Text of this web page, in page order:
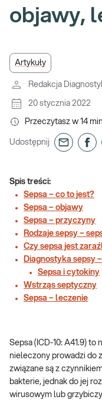
objawy,
Artykuły
Redakcja
20 stycznia 2022
Przeczytasz w 14
Udostępnij
Spis treści:
Sepsa – co to jest?
Sepsa – objawy
Sepsa – przyczyny
Rodzaje sepsy –
Czy sepsa jest
Diagnostyka sepsy
Sepsa i cytokiny
Wstrząs septyczny
Sepsa – leczenie
Sepsa (ICD-10: A41.9)
nieleczony prowadzi do
związane są z
bakterie, jednak do jej
wirusowym lub